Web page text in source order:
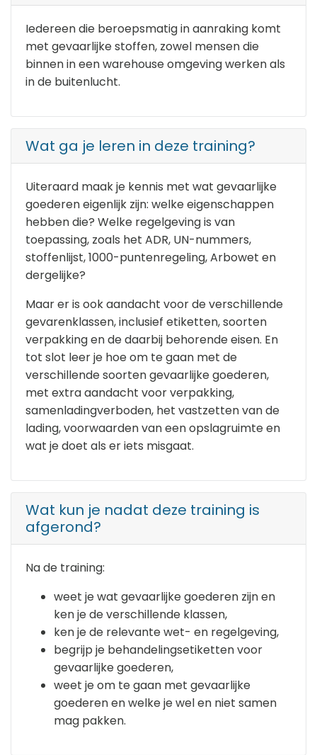
Iedereen die beroepsmatig in aanraking komt
met gevaarlijke stoffen, zowel mensen die
binnen in een warehouse omgeving werken als
in de buitenlucht.
Wat ga je leren in deze training?
Uiteraard maak je kennis met wat gevaarlijke
goederen eigenlijk zijn: welke eigenschappen
hebben die? Welke regelgeving is van
toepassing, zoals het ADR, UN-nummers,
stoffenlijst, 1000-puntenregeling, Arbowet en
dergelijke?
Maar er is ook aandacht voor de verschillende
gevarenklassen, inclusief etiketten, soorten
verpakking en de daarbij behorende eisen. En
tot slot leer je hoe om te gaan met de
verschillende soorten gevaarlijke goederen,
met extra aandacht voor verpakking,
samenladingverboden, het vastzetten van de
lading, voorwaarden van een opslagruimte en
wat je doet als er iets misgaat.
Wat kun je nadat deze training is
afgerond?
Na de training:
weet je wat gevaarlijke goederen zijn en
ken je de verschillende klassen,
ken je de relevante wet- en regelgeving,
begrijp je behandelingsetiketten voor
gevaarlijke goederen,
weet je om te gaan met gevaarlijke
goederen en welke je wel en niet samen
mag pakken.